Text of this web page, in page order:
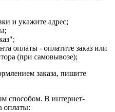
и укажите адрес;
оплаты - оплатите заказ или
(при самовывозе);
заказа, пишите
способом. В интернет-
оплаты: